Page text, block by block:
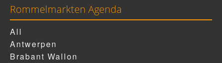
Rommelmarkten Agenda
All
Antwerpen
Brabant Wallon